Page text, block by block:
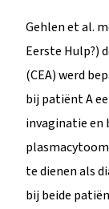
Gehlen et al.
Eerste Hulp?)
(CEA) werd
bij patiënt A
invaginatie en
te dienen als
bij beide